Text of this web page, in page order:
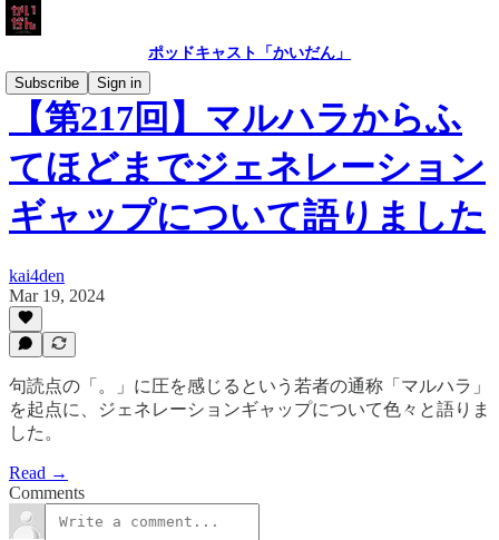
ポッドキャスト「かいだん」
Subscribe
Sign in
【第217回】マルハラからふ
てほどまでジェネレーション
ギャップについて語りました
kai4den
Mar 19, 2024
句読点の「。」に圧を感じるという若者の通称「マルハラ」
を起点に、ジェネレーションギャップについて色々と語りま
した。
Read →
Comments